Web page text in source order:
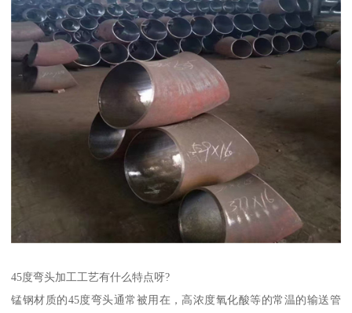
45度弯头加工工艺有什么特点呀?
锰钢材质的45度弯头通常被用在，高浓度氧化酸等的常温的输送管